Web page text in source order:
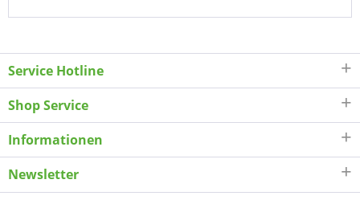
Service Hotline
Shop Service
Informationen
Newsletter